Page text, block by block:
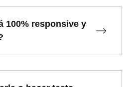
100% responsive y